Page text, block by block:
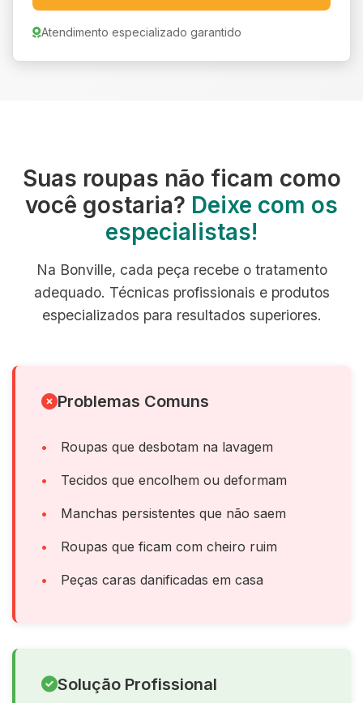
Atendimento especializado garantido
Suas roupas não ficam como
você gostaria? Deixe com os
especialistas!
Na Bonville, cada peça recebe o tratamento
adequado. Técnicas profissionais e produtos
especializados para resultados superiores.
Problemas Comuns
Roupas que desbotam na lavagem
Tecidos que encolhem ou deformam
Manchas persistentes que não saem
Roupas que ficam com cheiro ruim
Peças caras danificadas em casa
Solução Profissional